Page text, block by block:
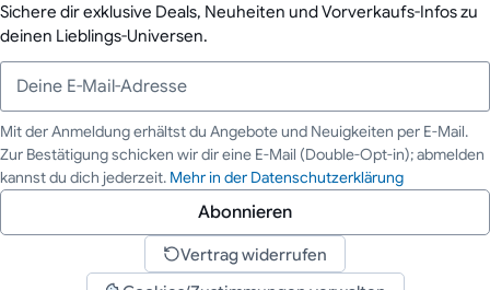
Sichere dir exklusive Deals, Neuheiten und Vorverkaufs-Infos zu
deinen Lieblings-Universen.
Deine E-Mail-Adresse
Mit der Anmeldung erhältst du Angebote und Neuigkeiten per E-Mail.
Zur Bestätigung schicken wir dir eine E-Mail (Double-Opt-in); abmelden
kannst du dich jederzeit. Mehr in der Datenschutzerklärung
Abonnieren
Vertrag widerrufen